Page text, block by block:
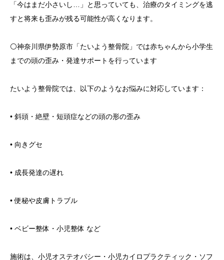
「今はまだ小さいし…」と思っていても、治療のタイミングを逃
すと将来も歪みが残る可能性が高くなります。
⚪️神奈川県伊勢原市「たいよう整骨院」では赤ちゃんから小学生
までの頭の歪み・発達サポートを行っています
たいよう整骨院では、以下のようなお悩みに対応しています：
• 斜頭・絶壁・短頭症などの頭の形の歪み
• 向きグセ
• 成長発達の遅れ
• 便秘や皮膚トラブル
• ベビー整体・小児整体 など
施術は、小児オステオパシー・小児カイロプラクティック・ソフ